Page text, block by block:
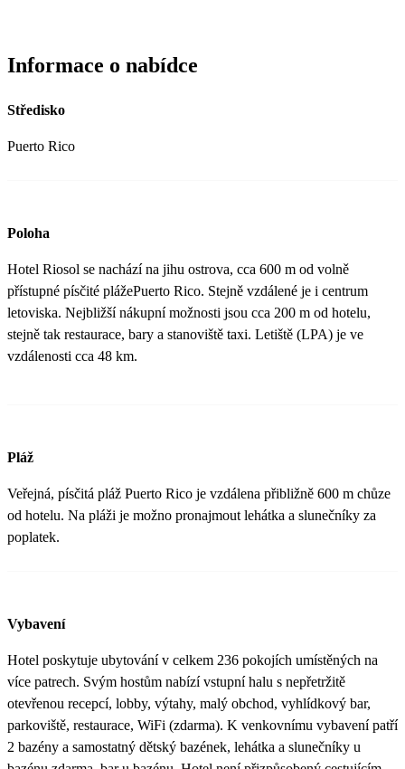
Informace o nabídce
Středisko
Puerto Rico
Poloha
Hotel Riosol se nachází na jihu ostrova, cca 600 m od volně
přístupné písčité plážePuerto Rico. Stejně vzdálené je i centrum
letoviska. Nejbližší nákupní možnosti jsou cca 200 m od hotelu,
stejně tak restaurace, bary a stanoviště taxi. Letiště (LPA) je ve
vzdálenosti cca 48 km.
Pláž
Veřejná, písčitá pláž Puerto Rico je vzdálena přibližně 600 m chůze
od hotelu. Na pláži je možno pronajmout lehátka a slunečníky za
poplatek.
Vybavení
Hotel poskytuje ubytování v celkem 236 pokojích umístěných na
více patrech. Svým hostům nabízí vstupní halu s nepřetržitě
otevřenou recepcí, lobby, výtahy, malý obchod, vyhlídkový bar,
parkoviště, restaurace, WiFi (zdarma). K venkovnímu vybavení patří
2 bazény a samostatný dětský bazének, lehátka a slunečníky u